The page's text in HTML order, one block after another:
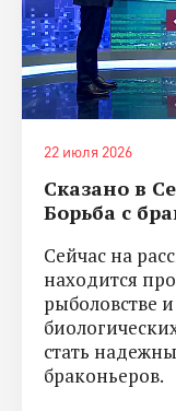
22 июля 2026
Сказано в
Борьба с
Сейчас на
находится
рыболовстве
стать
браконьеров.